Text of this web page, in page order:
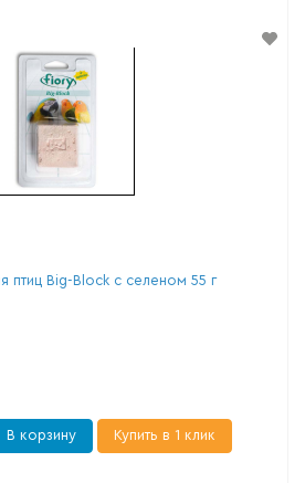
птиц Big-Block с селеном 55 г
В корзину Купить в 1 клик